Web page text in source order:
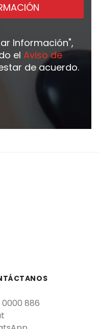
Información",
el Aviso de
de acuerdo.
886